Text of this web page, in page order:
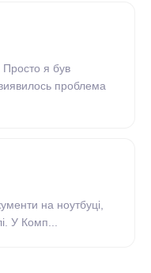
я був
проблема
на ноутбуці,
У Комп...